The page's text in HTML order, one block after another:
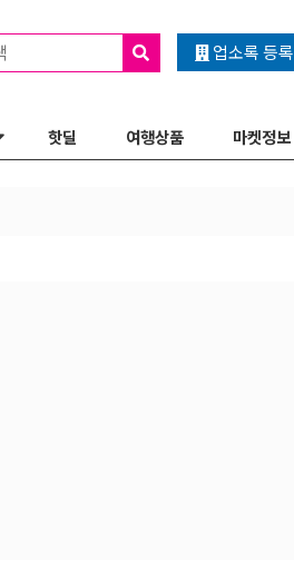
업소록 등록
핫딜 여행상품 마켓정보